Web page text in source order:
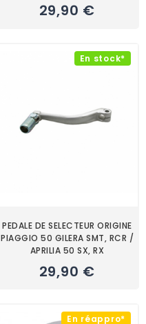
29,90 €
En stock*
PEDALE DE SELECTEUR ORIGINE
PIAGGIO 50 GILERA SMT, RCR /
APRILIA 50 SX, RX
29,90 €
En réappro*